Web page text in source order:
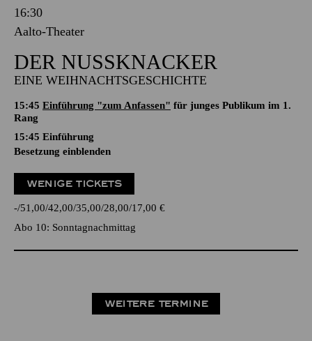
16:30
Aalto-Theater
DER NUSSKNACKER
EINE WEIHNACHTSGESCHICHTE
15:45 Einführung "zum Anfassen" für junges Publikum im 1.
Rang
15:45 Einführung
Besetzung einblenden
WENIGE TICKETS
- 51,00 42,00 35,00 28,00 17,00 €
Abo 10: Sonntagnachmittag
WEITERE TERMINE